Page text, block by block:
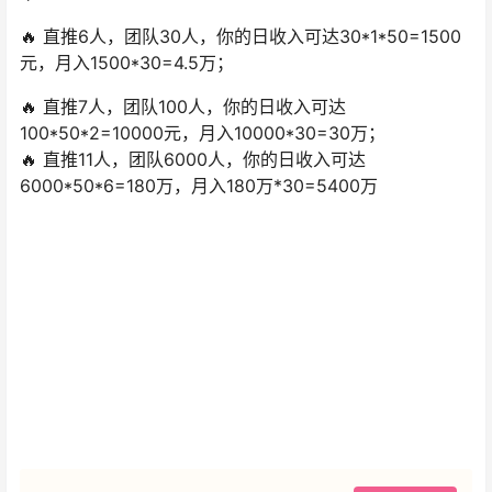
🔥 直推6人，团队30人，你的日收入可达30*1*50=1500
元，月入1500*30=4.5万；
🔥 直推7人，团队100人，你的日收入可达
100*50*2=10000元，月入10000*30=30万；
🔥 直推11人，团队6000人，你的日收入可达
6000*50*6=180万，月入180万*30=5400万